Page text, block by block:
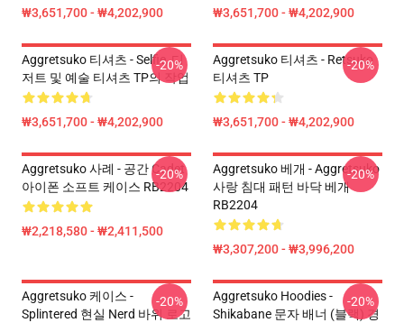
₩3,651,700 - ₩4,202,900 ₩3,651,700 - ₩4,202,900
Aggretsuko 티셔츠 - Selfie, 디
저트 및 예술 티셔츠 TP의 작업
₩3,651,700 - ₩4,202,900
-20%
Aggretsuko 티셔츠 - Retsuko
티셔츠 TP
₩3,651,700 - ₩4,202,900
-20%
Aggretsuko 사례 - 공간 Cadet
아이폰 소프트 케이스 RB2204
₩2,218,580 - ₩2,411,500
-20%
Aggretsuko 베개 - Aggretsuko
사랑 침대 패턴 바닥 베개
RB2204
₩3,307,200 - ₩3,996,200
-20%
Aggretsuko 케이스 -
Splintered 현실 Nerd 바위 로고
-20%
Aggretsuko Hoodies -
Shikabane 문자 배너 (블랙) 경
-20%